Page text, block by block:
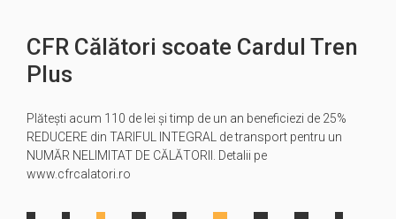
CFR Călători scoate Cardul Tren
Plus
Plătești acum 110 de lei și timp de un an beneficiezi de 25%
REDUCERE din TARIFUL INTEGRAL de transport pentru un
NUMĂR NELIMITAT DE CĂLĂTORII. Detalii pe
www.cfrcalatori.ro